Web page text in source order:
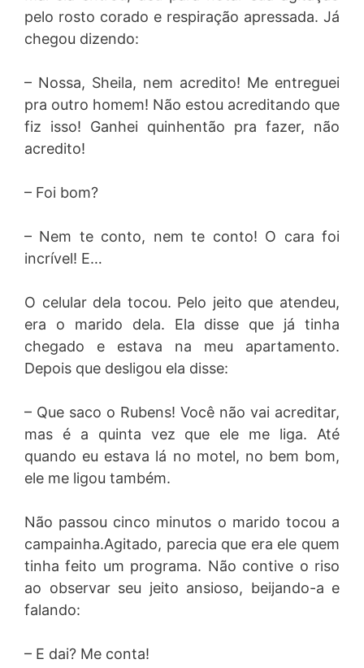
pelo rosto corado e respiração apressada. Já
chegou dizendo:
– Nossa, Sheila, nem acredito! Me entreguei
pra outro homem! Não estou acreditando que
fiz isso! Ganhei quinhentão pra fazer, não
acredito!
– Foi bom?
– Nem te conto, nem te conto! O cara foi
incrível! E…
O celular dela tocou. Pelo jeito que atendeu,
era o marido dela. Ela disse que já tinha
chegado e estava na meu apartamento.
Depois que desligou ela disse:
– Que saco o Rubens! Você não vai acreditar,
mas é a quinta vez que ele me liga. Até
quando eu estava lá no motel, no bem bom,
ele me ligou também.
Não passou cinco minutos o marido tocou a
campainha.Agitado, parecia que era ele quem
tinha feito um programa. Não contive o riso
ao observar seu jeito ansioso, beijando-a e
falando:
– E dai? Me conta!